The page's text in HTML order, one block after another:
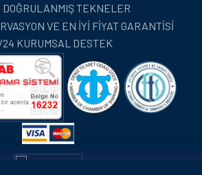
DOĞRULANMIŞ TEKNELER
VE EN İYİ FİYAT GARANTİSİ
KURUMSAL DESTEK